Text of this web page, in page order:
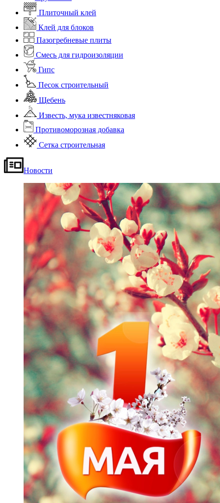
Плиточный клей
Клей для блоков
Пазогребневые плиты
Смесь для гидроизоляции
Гипс
Песок строительный
Щебень
Известь, мука известняковая
Противоморозная добавка
Сетка строительная
Новости